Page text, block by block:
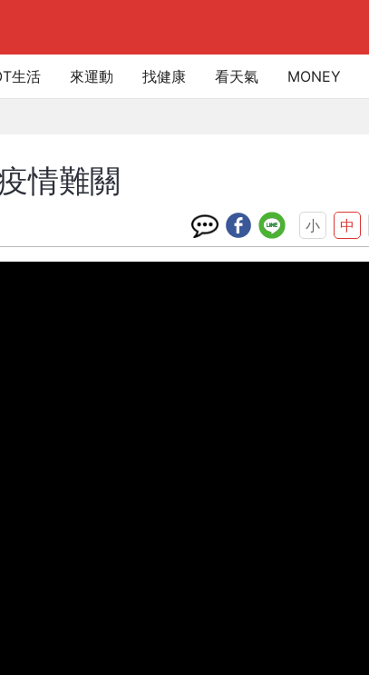
生活 來運動 找健康 看天氣 MONEY
情難關
小 中